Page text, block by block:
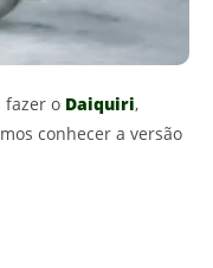
fazer o Daiquiri,
conhecer a versão